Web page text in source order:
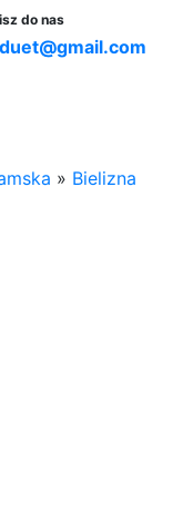
do nas
» Bielizna